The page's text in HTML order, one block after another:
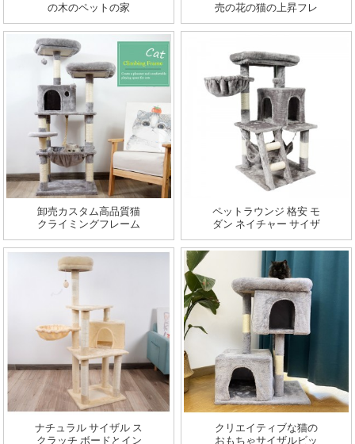
の木のペットの家
売の花の猫の上昇フレ
ーム猫の傷のポストの
猫の木の塔
卸売カスタム高品質猫
クライミングフレーム
猫の木猫引っ掻きポス
トで木製
ペットラウンジ 格安 モ
ダン ネイチャー サイザ
ル クライミング フレー
ム 大型 コンドミニアム
タワー キャットツリー
ナチュラル サイザル ス
クラッチ ボードとイン
クリエイティブな猫の
おもちゃサイザルビッ